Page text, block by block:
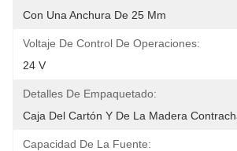
Con Una Anchura De 25 Mm
Voltaje De Control De Operaciones:
24 V
Detalles De Empaquetado:
Caja Del Cartón Y De La Madera
Capacidad De La Fuente: